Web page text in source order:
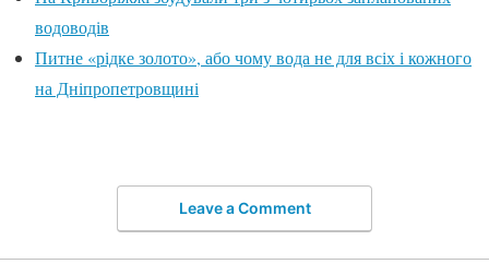
водоводів
Питне «рідке золото», або чому вода не для всіх і кожного
на Дніпропетровщині
Leave a Comment